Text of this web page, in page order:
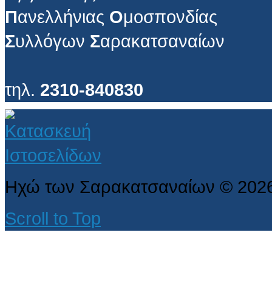
Πανελλήνιας Ομοσπονδίας
Συλλόγων Σαρακατσαναίων
τηλ. 2310-840830
Ηχώ των Σαρακατσαναίων ©
Scroll to Top